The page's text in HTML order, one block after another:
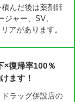
んだ後は薬剤師
ャー、SV、
アがあります。
×復帰率100％
ます！
ラッグ併設店の